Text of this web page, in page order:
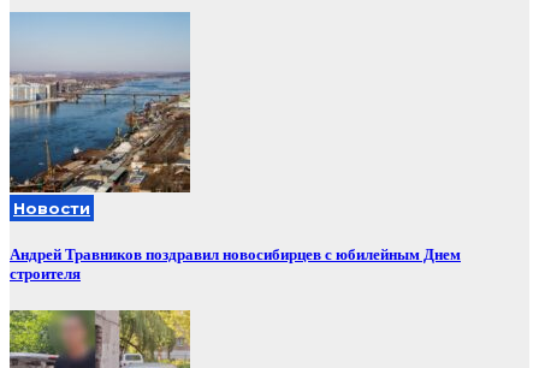
Новости
Андрей Травников поздравил новосибирцев с юбилейным Днем
строителя